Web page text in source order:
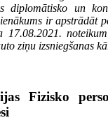
diplomātisko un
ir apstrādāt
17.08.2021.
ziņu izsniegšanas
Fizisko